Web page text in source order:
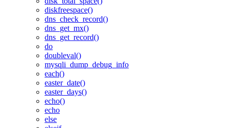
diskfreespace()
dns_check_record()
dns_get_mx()
dns_get_record()
do
doubleval()
mysqli_dump_debug_info
each()
easter_date()
easter_days()
echo()
echo
else